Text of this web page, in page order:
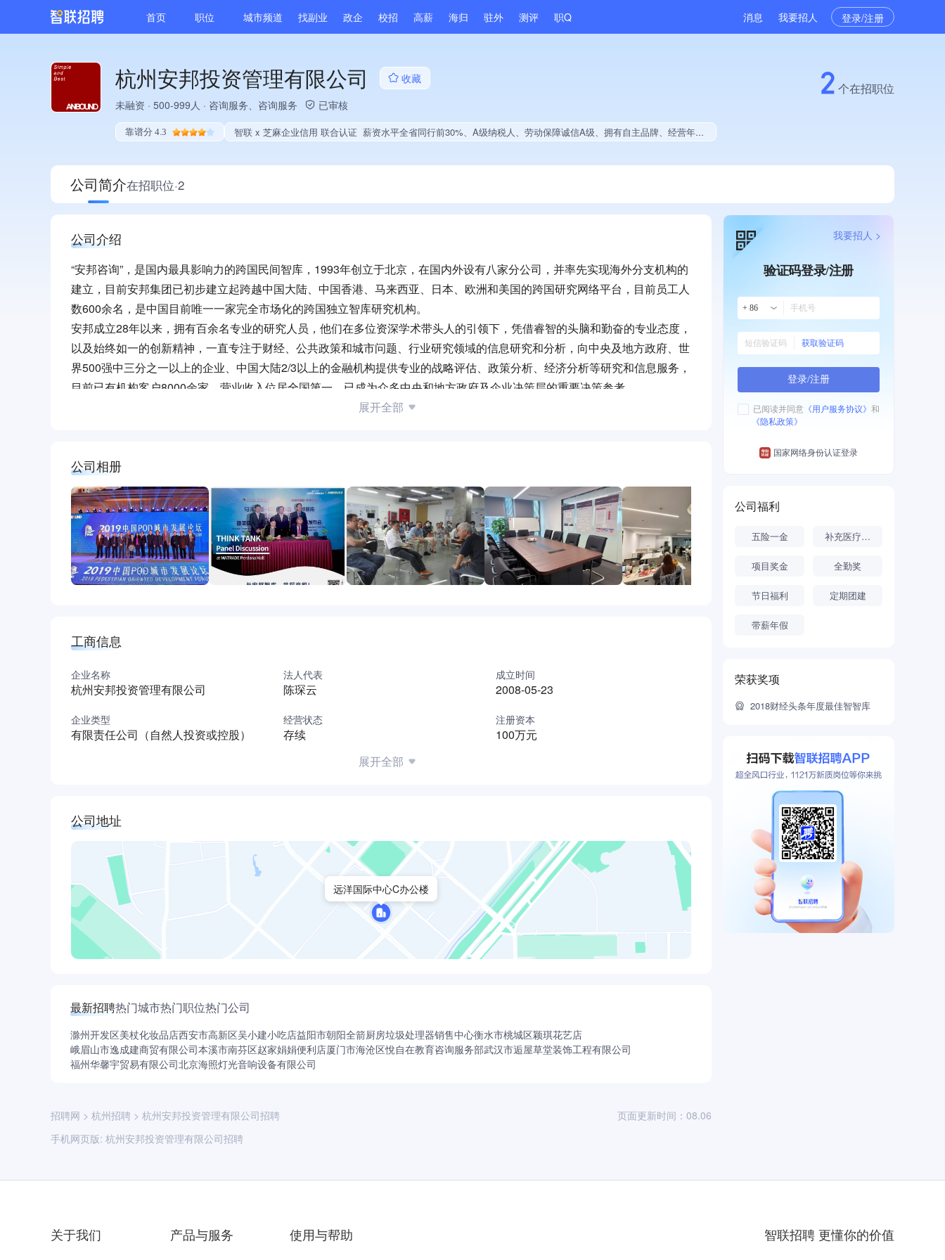
首页 职位 城市频道 找副业 政企 校招 高薪 海归 驻外 测评 职Q 消息 我要招人 登录/注册
杭州安邦投资管理有限公司
收藏
未融资 · 500-999人 · 咨询服务、咨询服务 已审核
靠谱分 4.3 智联 x 芝麻企业信用 联合认证 薪资水平全省同行前30%、A级纳税人、劳动保障诚信A级、拥有自主品牌、经营年限全国同行前5%、大学生就业贡献、2025年公开项目中标
2 个在招职位
公司简介在招职位·2
公司介绍
“安邦咨询”，是国内最具影响力的跨国民间智库，1993年创立于北京，在国内外设有八家分公司，并率先实现海外分支机构的
建立，目前安邦集团已初步建立起跨越中国大陆、中国香港、马来西亚、日本、欧洲和美国的跨国研究网络平台，目前员工人
数600余名，是中国目前唯一一家完全市场化的跨国独立智库研究机构。
安邦成立28年以来，拥有百余名专业的研究人员，他们在多位资深学术带头人的引领下，凭借睿智的头脑和勤奋的专业态度，
以及始终如一的创新精神，一直专注于财经、公共政策和城市问题、行业研究领域的信息研究和分析，向中央及地方政府、世
界500强中三分之一以上的企业、中国大陆2/3以上的金融机构提供专业的战略评估、政策分析、经济分析等研究和信息服务，
目前已有机构客户8000余家，营业收入位居全国第一，已成为众多中央和地方政府及企业决策层的重要决策参考。
展开全部
公司相册
工商信息
企业名称
杭州安邦投资管理有限公司
法人代表
陈琛云
成立时间
2008-05-23
企业类型
有限责任公司（自然人投资或控股）
经营状态
存续
注册资本
100万元
展开全部
公司地址
远洋国际中心C办公楼
最新招聘热门城市热门职位热门公司
滁州开发区美杖化妆品店西安市高新区吴小建小吃店益阳市朝阳全箭厨房垃圾处理器销售中心衡水市桃城区颖琪花艺店
峨眉山市逸成建商贸有限公司本溪市南芬区赵家娟娟便利店厦门市海沧区悅自在教育咨询服务部武汉市逅屋草堂装饰工程有限公司
福州华馨宇贸易有限公司北京海照灯光音响设备有限公司
招聘网 > 杭州招聘 > 杭州安邦投资管理有限公司招聘
手机网页版: 杭州安邦投资管理有限公司招聘
页面更新时间：08.06
验证码登录/注册
+ 86
获取验证码
登录/注册
已阅读并同意 《用户服务协议》 和
《隐私政策》
国家网络身份认证登录
我要招人 >
公司福利
五险一金 补充医疗保险
项目奖金 全勤奖
节日福利 定期团建
带薪年假
荣获奖项
2018财经头条年度最佳智智库
关于我们 产品与服务 使用与帮助 智联招聘 更懂你的价值